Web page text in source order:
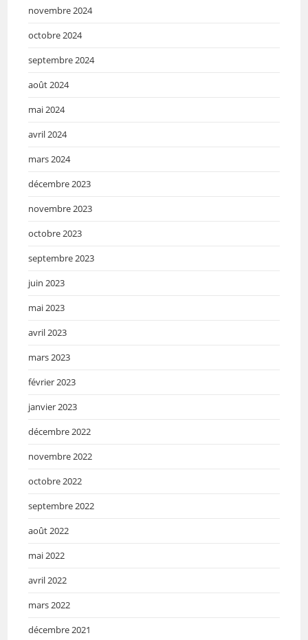
novembre 2024
octobre 2024
septembre 2024
août 2024
mai 2024
avril 2024
mars 2024
décembre 2023
novembre 2023
octobre 2023
septembre 2023
juin 2023
mai 2023
avril 2023
mars 2023
février 2023
janvier 2023
décembre 2022
novembre 2022
octobre 2022
septembre 2022
août 2022
mai 2022
avril 2022
mars 2022
décembre 2021